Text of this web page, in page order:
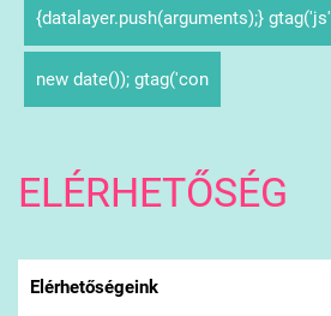
{datalayer.push(arguments);} gtag('js'
new date()); gtag('con
ELÉRHETŐSÉG
Elérhetőségeink